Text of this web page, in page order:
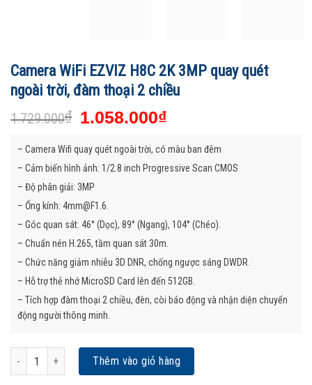
Camera WiFi EZVIZ H8C 2K 3MP quay quét
ngoài trời, đàm thoại 2 chiều
1.729.000₫ 1.058.000₫
– Camera Wifi quay quét ngoài trời, có màu ban đêm
– Cảm biến hình ảnh: 1/2.8 inch Progressive Scan CMOS
– Độ phân giải: 3MP
– Ống kính: 4mm@F1.6.
– Góc quan sát: 46° (Dọc), 89° (Ngang), 104° (Chéo).
– Chuẩn nén H.265, tầm quan sát 30m.
– Chức năng giảm nhiễu 3D DNR, chống ngược sáng DWDR.
– Hỗ trợ thẻ nhớ MicroSD Card lên đến 512GB.
– Tích hợp đàm thoại 2 chiều, đèn, còi báo động và nhận diện chuyển
động người thông minh.
Camera WiFi EZVIZ H8C 2K 3MP quay quét ngoài trời, đàm thoại 2 chiều số
Thêm vào giỏ hàng